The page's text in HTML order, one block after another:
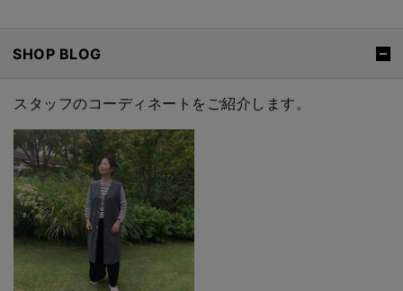
SHOP BLOG
スタッフのコーディネートをご紹介します。